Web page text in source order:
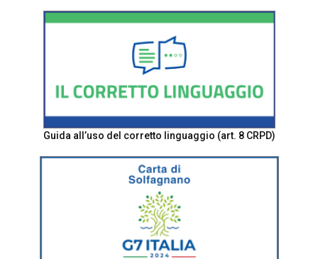
Guida all’uso del corretto linguaggio (art. 8 CRPD)